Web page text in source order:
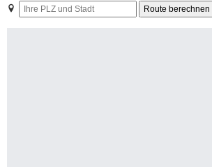
Ihre
PLZ